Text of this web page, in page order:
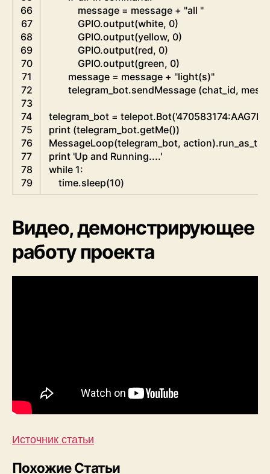
66
67
68
69
70
71
72
73
74
75
76
77
78
79
message = message + "all "
GPIO.output(white, 0)
GPIO.output(yellow, 0)
GPIO.output(red, 0)
GPIO.output(green, 0)
message = message + "light(s)"
telegram_bot.sendMessage (chat_id,
telegram_bot = telepot.Bot(
print (telegram_bot.getMe())
MessageLoop(telegram_bot, action).
print 'Up and Running....'
while 1:
time.sleep(10)
Видео, демонстрирующее
работу проекта
Источник статьи
Похожие Статьи